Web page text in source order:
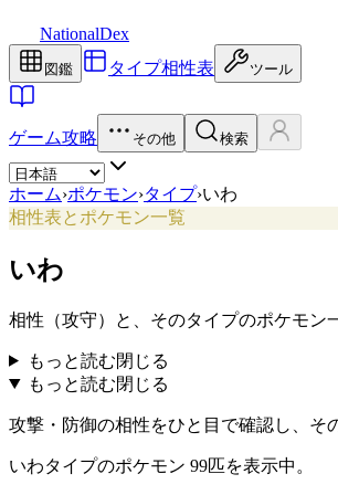
NationalDex
図鑑 タイプ相性表 ツール
ゲーム攻略 その他 検索
ホーム›ポケモン›タイプ›いわ
相性表とポケモン一覧
いわ
相性（攻守）と、そのタイプのポケモン
もっと読む閉じる
もっと読む閉じる
攻撃・防御の相性をひと目で確認し、そ
いわタイプのポケモン 99匹を表示中。